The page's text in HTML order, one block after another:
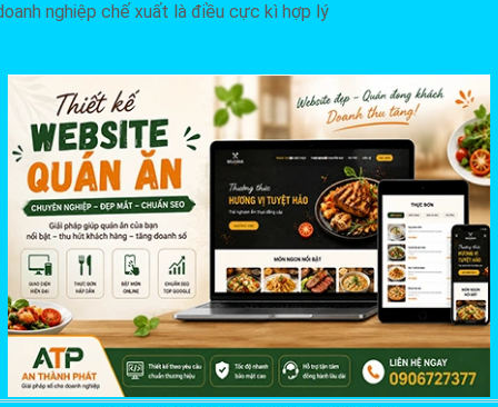
nghiệp chế xuất là điều cực kì hợp lý